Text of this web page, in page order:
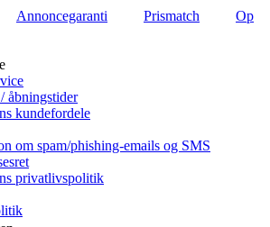
Annoncegaranti Prismatch
Op
åbningstider
kundefordele
om spam/phishing-emails og SMS
privatlivspolitik